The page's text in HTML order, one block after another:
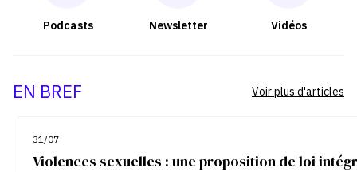
Podcasts Newsletter Vidéos
EN BREF
31/07
Violences sexuelles : une proposition de loi
Voir plus d'articles